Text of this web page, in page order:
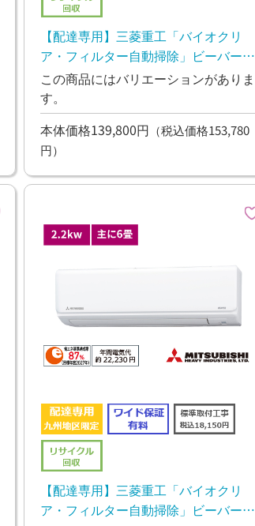
【配達専用】三菱重工「バイオクリ
ア・フィルター自動掃除」ビーバーエ
アコン Rシリーズ 4.0kw
この商品にはバリエーションがありま
す。
本体価格139,800円 （税込価格153,780
円）
【配達専用】三菱重工「バイオクリ
ア・フィルター自動掃除」ビーバーエ